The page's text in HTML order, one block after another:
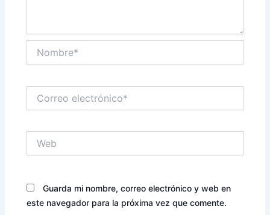
electrónico*
Guarda mi nombre, correo electrónico y web en
este navegador para la próxima vez que comente.